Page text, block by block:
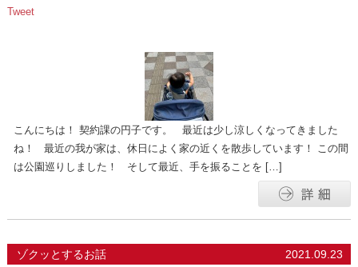
Tweet
こんにちは！ 契約課の円子です。 最近は少し涼しくなってきました
ね！ 最近の我が家は、休日によく家の近くを散歩しています！ この間
は公園巡りしました！ そして最近、手を振ることを […]
ゾクッとするお話 2021.09.23